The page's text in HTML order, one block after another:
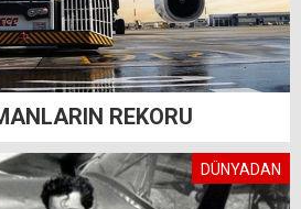
REKORU
DÜNYADAN